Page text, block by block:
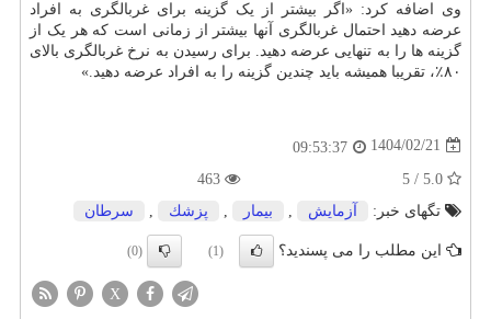
وی اضافه کرد: «اگر بیشتر از یک گزینه برای غربالگری به افراد
عرضه دهید احتمال غربالگری آنها بیشتر از زمانی است که هر یک از
گزینه ها را به تنهایی عرضه دهید. برای رسیدن به نرخ غربالگری بالای
۸۰٪، تقریبا همیشه باید چندین گزینه را به افراد عرضه دهید.»
1404/02/21
09:53:37
تگهای خبر:
آزمایش بیمار پزشك سرطان
این مطلب را می پسندید؟ (1)
(0)
X